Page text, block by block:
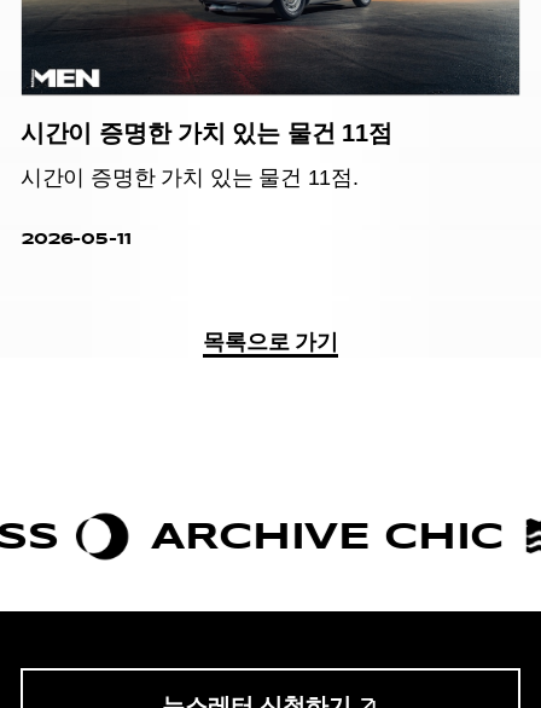
시간이 증명한 가치 있는 물건 11점
시간이 증명한 가치 있는 물건 11점.
2026-05-11
목록으로 가기
CHIC